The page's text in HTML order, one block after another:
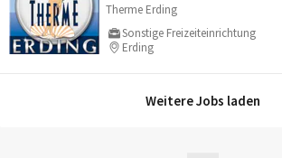
Therme Erding
Sonstige Freizeiteinrichtung
Erding
Weitere Jobs laden